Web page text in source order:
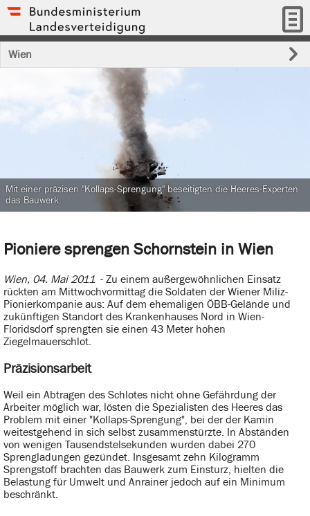
Wien
Pioniere sprengen Schornstein in Wien
Wien, 04. Mai 2011 - Zu einem außergewöhnlichen Einsatz
rückten am Mittwochvormittag die Soldaten der Wiener Miliz-
Pionierkompanie aus: Auf dem ehemaligen ÖBB-Gelände und
zukünftigen Standort des Krankenhauses Nord in Wien-
Floridsdorf sprengten sie einen 43 Meter hohen
Ziegelmauerschlot.
Präzisionsarbeit
Weil ein Abtragen des Schlotes nicht ohne Gefährdung der
Arbeiter möglich war, lösten die Spezialisten des Heeres das
Problem mit einer "Kollaps-Sprengung", bei der der Kamin
weitestgehend in sich selbst zusammenstürzte. In Abständen
von wenigen Tausendstelsekunden wurden dabei 270
Sprengladungen gezündet. Insgesamt zehn Kilogramm
Sprengstoff brachten das Bauwerk zum Einsturz, hielten die
Belastung für Umwelt und Anrainer jedoch auf ein Minimum
beschränkt.
Mit einer präzisen "Kollaps-Sprengung" beseitigten die Heeres-Experten
das Bauwerk.